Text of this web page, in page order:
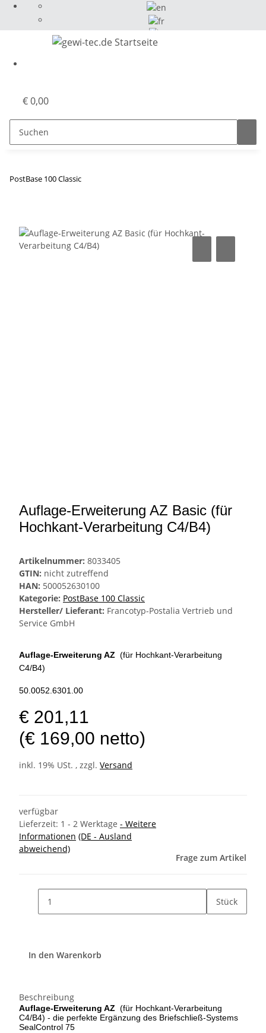
€ 0,00
PostBase 100 Classic
Auflage-Erweiterung AZ Basic (für
Hochkant-Verarbeitung C4/B4)
Artikelnummer: 8033405
GTIN: nicht zutreffend
HAN: 500052630100
Kategorie: PostBase 100 Classic
Hersteller/ Lieferant: Francotyp-Postalia Vertrieb und
Service GmbH
Auflage-Erweiterung AZ (für Hochkant-Verarbeitung
C4/B4)
50.0052.6301.00
€ 201,11
(€ 169,00 netto)
inkl. 19% USt. , zzgl. Versand
verfügbar
Lieferzeit: 1 - 2 Werktage - Weitere
Informationen (DE - Ausland
abweichend)
Frage zum Artikel
Stück
In den Warenkorb
Beschreibung
Auflage-Erweiterung AZ (für Hochkant-Verarbeitung
C4/B4) - die perfekte Ergänzung des Briefschließ-Systems
SealControl 75